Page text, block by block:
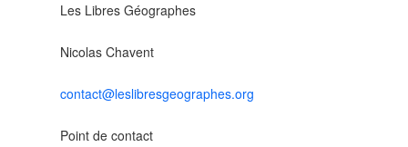
Les Libres Géographes
Nicolas Chavent
contact@leslibresgeographes.org
Point de contact